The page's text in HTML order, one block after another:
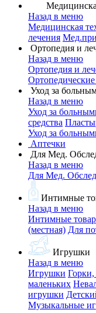
Назад в меню
Медицинская
лечения
Ортопедия и
Назад в меню
Ортопедия и
Ортопедические
Уход за
Назад в меню
Уход за
средства
Уход за
Аптечки
Для Мед.
Назад в меню
Для Мед.
Интимные
Назад в меню
Интимные
(местная) Для
Игрушки
Назад в меню
Игрушки
маленьких
игрушки
Музыкальные